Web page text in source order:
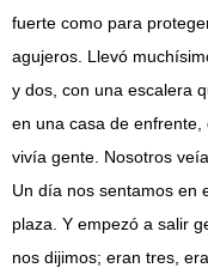
fuerte como para
agujeros. Llevó
y dos, con una escalera
en una casa de
vivía gente. Nosotros
Un día nos sentamos en
plaza. Y empezó a salir
nos dijimos; eran tres,